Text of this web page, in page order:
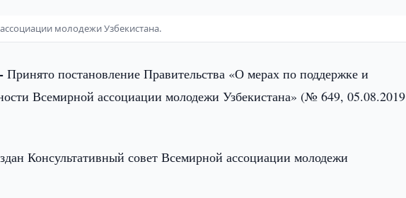
молодежи Узбекистана.
Принято постановление Правительства «О мерах по поддержке и
Всемирной ассоциации молодежи Узбекистана» (№ 649, 05.08.2019
Консультативный совет Всемирной ассоциации молодежи